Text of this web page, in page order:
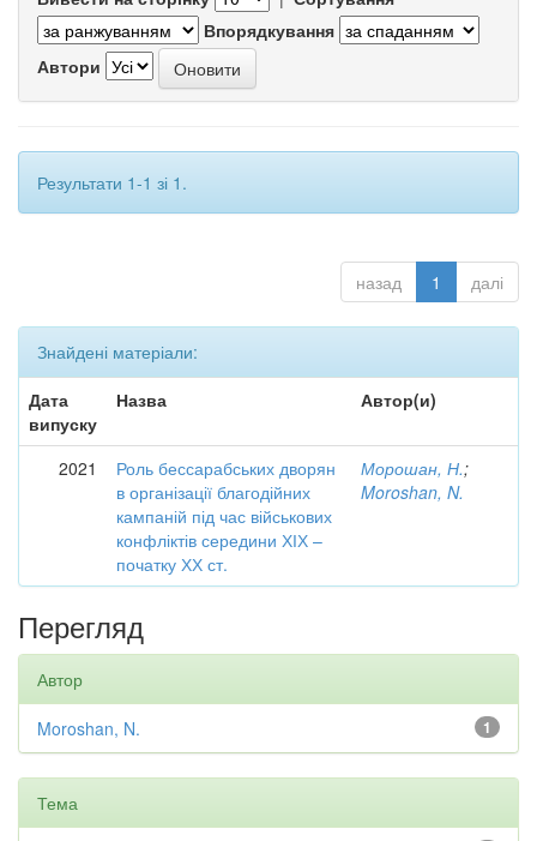
Впорядкування
Автори
Результати 1-1 зі 1.
назад 1 далі
Знайдені матеріали:
Дата
випуску
Назва Автор(и)
2021
Роль бессарабських дворян
в організації благодійних
кампаній під час військових
конфліктів середини ХІХ –
початку ХХ ст.
Морошан, Н.;
Moroshan, N.
Перегляд
Автор
1
Moroshan, N.
Тема